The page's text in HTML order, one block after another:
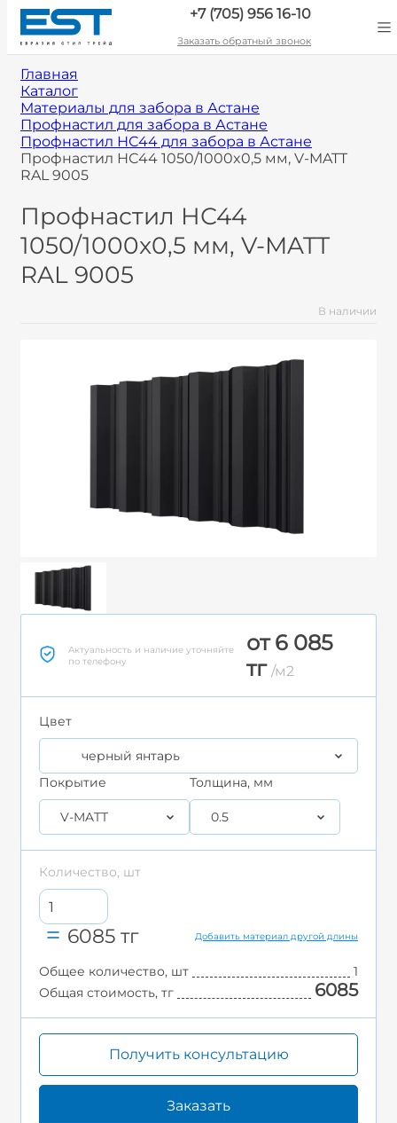
+7 (705) 956 16-10
Заказать обратный звонок
Главная
Каталог
Материалы для забора в Астане
Профнастил для забора в Астане
Профнастил НС44 для забора в Астане
Профнастил НС44 1050/1000x0,5 мм, V-MATT
RAL 9005
Профнастил НС44
1050/1000x0,5 мм, V-MATT
RAL 9005
В наличии
Актуальность и наличие уточняйте
по телефону
от 6 085
тг/м2
Цвет
черный янтарь
Покрытие
V-MATT
Толщина, мм
0.5
Количество, шт
6085 тг Добавить материал другой длины
Общее количество, шт
1
Общая стоимость, тг
6085
Получить консультацию
Заказать